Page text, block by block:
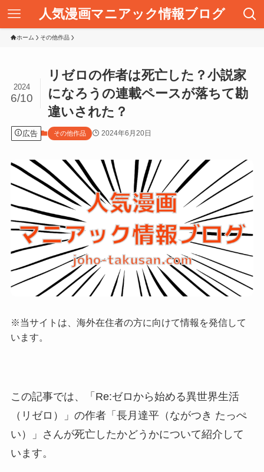
人気漫画マニアック情報ブログ
ホーム その他作品
リゼロの作者は死亡した？小説家
になろうの連載ペースが落ちて勘
違いされた？
2024
6/10
広告 その他作品 2024年6月20日
※当サイトは、海外在住者の方に向けて情報を発信して
います。
この記事では、「Re:ゼロから始める異世界生活
（リゼロ）」の作者「長月達平（ながつき たっぺ
い）」さんが死亡したかどうかについて紹介して
います。